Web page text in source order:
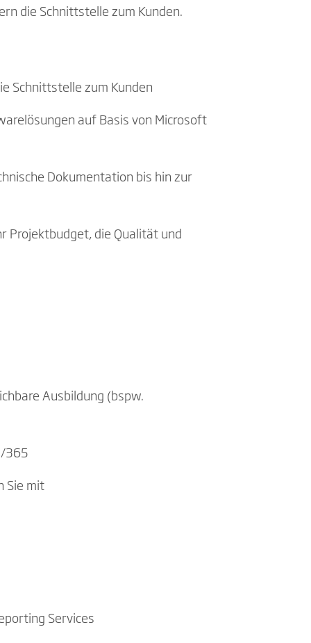
die Schnittstelle zum Kunden.
Schnittstelle zum Kunden
auf Basis von Microsoft
Dokumentation bis hin zur
Projektbudget, die Qualität und
Ausbildung (bspw.
365
Sie mit
Services